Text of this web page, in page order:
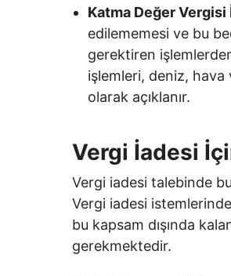
Katma Değer Vergisi
edilememesi ve bu
gerektiren
işlemleri, deniz, hava
olarak açıklanır.
Vergi İadesi
Vergi iadesi talebinde
Vergi iadesi
bu kapsam dışında
gerekmektedir.